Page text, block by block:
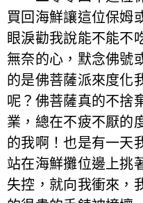
買回海鮮讓這位保姆
眼淚勸我說能不能不
無奈的心，默念佛號
的是佛菩薩派來度化
呢？佛菩薩真的不捨
業，總在不疲不厭的
的我啊！也是有一天
站在海鮮攤位邊上挑
失控，就向我衝來，